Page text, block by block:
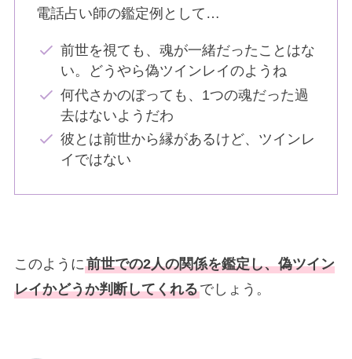
電話占い師の鑑定例として…
前世を視ても、魂が一緒だったことはな
い。どうやら偽ツインレイのようね
何代さかのぼっても、1つの魂だった過
去はないようだわ
彼とは前世から縁があるけど、ツインレ
イではない
このように前世での2人の関係を鑑定し、偽ツイン
レイかどうか判断してくれるでしょう。